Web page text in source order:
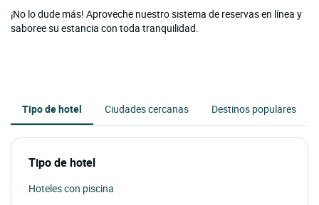
¡No lo dude más! Aproveche nuestro sistema de reservas en línea y
saboree su estancia con toda tranquilidad.
Tipo de hotel Ciudades cercanas Destinos populares
Tipo de hotel
Hoteles con piscina